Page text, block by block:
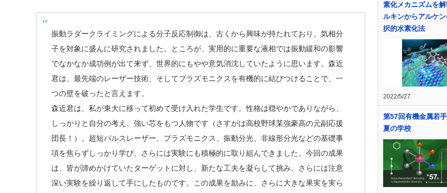
振動ラダークライミングによる分子反応制御は、古くから興味が持たれており、気相分
子を対象に盛んに研究されました。ところが、実用的に重要な液相では振動緩和の影響
でなかなか成功例が出て来ず、世界的にもやや意気消沈していたように思います。森近
君は、最先端のレーザー技術、そしてプラズモニクスを有機的に結びつけることで、一
つの壁を破ったと言えます。
森近君は、私が東大に移って初めて受け入れた学生です。性格は穏やかでありながら、
しっかりと自分の考え、強い芯をもつ人物です（さすがは高校野球某強豪高の元副応援
団長！）。超短パルスレーザー、プラズモニクス、振動分光、非線形分光などの基礎事
項を焦らずしっかり学び、さらには実験にも積極的に取り組んできました。今回の成果
は、皆が諦めかけていたターゲットに対し、新たな工夫を凝らして挑み、さらには注意
深い実験を繰り返して手にしたものです。この成果を励みに、さらに大きな果実を実ら
素化メカニズムを
ルキンからアルケ
択的水素化法
2022/5/27
第57回有機金属若
夏の学校